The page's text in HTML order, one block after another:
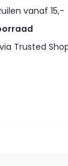
vanaf 15,-
via Trusted